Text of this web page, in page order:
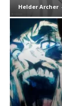
Helder Archer